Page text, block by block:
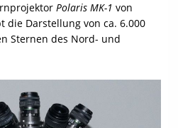
Polaris MK-1 von
die Darstellung von ca. 6.000
Sternen des Nord- und